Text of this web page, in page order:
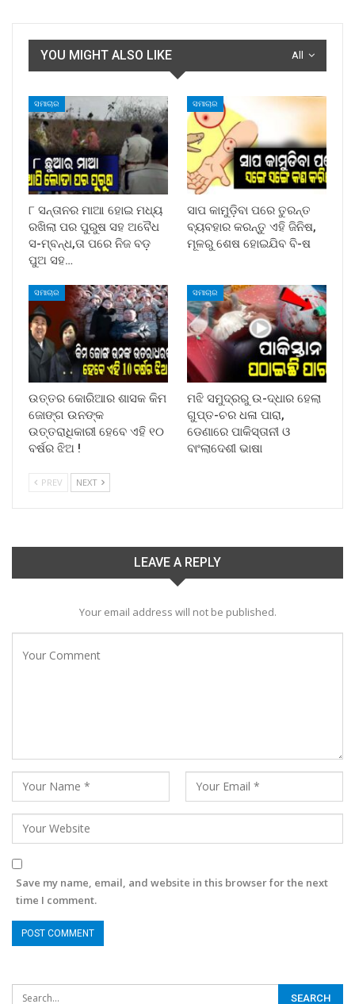
All
YOU MIGHT ALSO LIKE
ସମାଚାର
୮ ସନ୍ତାନର ମାଆ ହୋଇ ମଧ୍ୟ
ରଖିଲା ପର ପୁରୁଷ ସହ ଅବୈଧ
ସ-ମ୍ବନ୍ଧ,ତା ପରେ ନିଜ ବଡ଼
ପୁଅ ସହ…
ସମାଚାର
ସାପ କାମୁଡ଼ିବା ପରେ ତୁରନ୍ତ
ବ୍ୟବହାର କରନ୍ତୁ ଏହି ଜିନିଷ,
ମୂଳରୁ ଶେଷ ହୋଇଯିବ ବି-ଷ
ସମାଚାର
ଉତ୍ତର କୋରିଆର ଶାସକ କିମ
ଜୋଙ୍ଗ ଉନଙ୍କ
ଉତ୍ତରାଧିକାରୀ ହେବେ ଏହି ୧୦
ବର୍ଷର ଝିଅ !
ସମାଚାର
ମଝି ସମୁଦ୍ରରୁ ଉ-ଦ୍ଧାର ହେଲା
ଗୁପ୍ତ-ଚର ଧଳା ପାରା,
ଡେଣାରେ ପାକିସ୍ତାନୀ ଓ
ବାଂଲାଦେଶୀ ଭାଷା
PREV NEXT
LEAVE A REPLY
Your email address will not be published.
Save my name, email, and website in this browser for the next
time I comment.